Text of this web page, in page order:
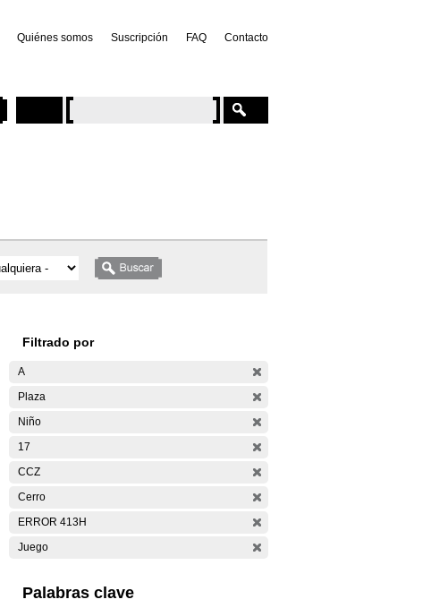
Quiénes somos Suscripción FAQ Contacto
Filtrado por
A
Plaza
Niño
17
CCZ
Cerro
ERROR 413H
Juego
Palabras clave